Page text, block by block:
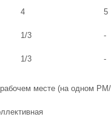
4 5
1/3 -
1/3 -
месте (на одном